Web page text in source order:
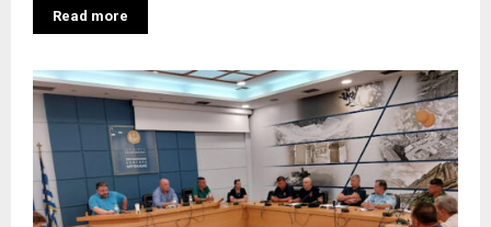
Read more